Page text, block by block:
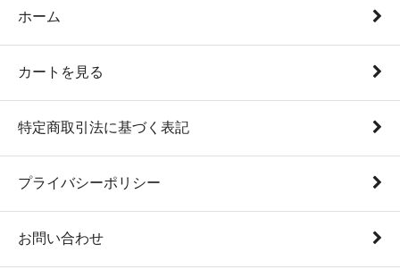
ホーム
カートを見る
特定商取引法に基づく表記
プライバシーポリシー
お問い合わせ